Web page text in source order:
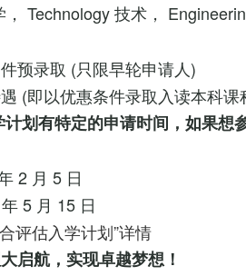
Technology 技术，
预录取 (只限早轮申请人)
(即以优惠条件录取入读本科课
计划有特定的申请时间，如果想
2 月 5 日
5 月 15 日
评估入学计划”详情
启航，实现卓越梦想！